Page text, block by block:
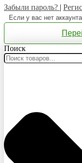
Забыли пароль? |
Если у вас нет
Поиск